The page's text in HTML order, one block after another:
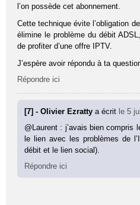
l’on possède cet abonnement.
Cette technique évite l’obligation
élimine le problème du débit
de profiter d’une offre IPTV.
J’espère avoir répondu à ta
Répondre ici
[7] - Olivier Ezrattya écrit le 5
@Laurent : j’avais bien compris
le lien avec les problèmes de
débit et le lien social).
Répondre ici